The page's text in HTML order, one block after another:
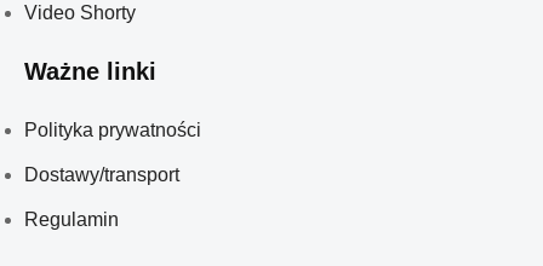
Video Shorty
Ważne linki
Polityka prywatności
Dostawy/transport
Regulamin